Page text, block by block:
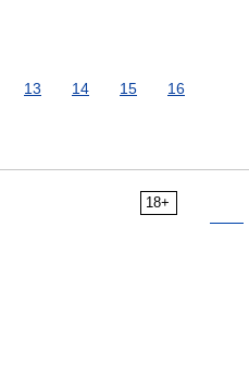
13 14 15
16
18+